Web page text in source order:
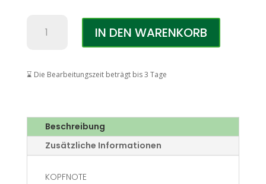
Herrera
EDP
IN DEN WARENKORB
⌛ Die Bearbeitungszeit beträgt bis 3 Tage
Beschreibung
Zusätzliche Informationen
KOPFNOTE